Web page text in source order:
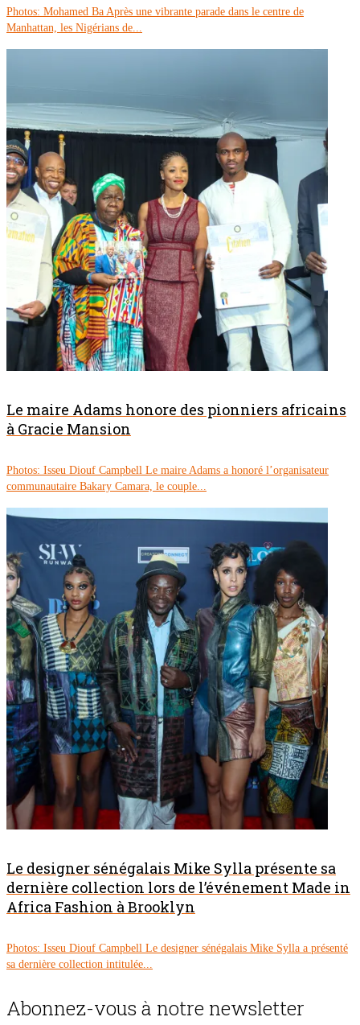
Photos: Mohamed Ba Après une vibrante parade dans le centre de
Manhattan, les Nigérians de...
Le maire Adams honore des pionniers africains
à Gracie Mansion
Photos: Isseu Diouf Campbell Le maire Adams a honoré l’organisateur
communautaire Bakary Camara, le couple...
Le designer sénégalais Mike Sylla présente sa
dernière collection lors de l’événement Made in
Africa Fashion à Brooklyn
Photos: Isseu Diouf Campbell Le designer sénégalais Mike Sylla a présenté
sa dernière collection intitulée...
Abonnez-vous à notre newsletter